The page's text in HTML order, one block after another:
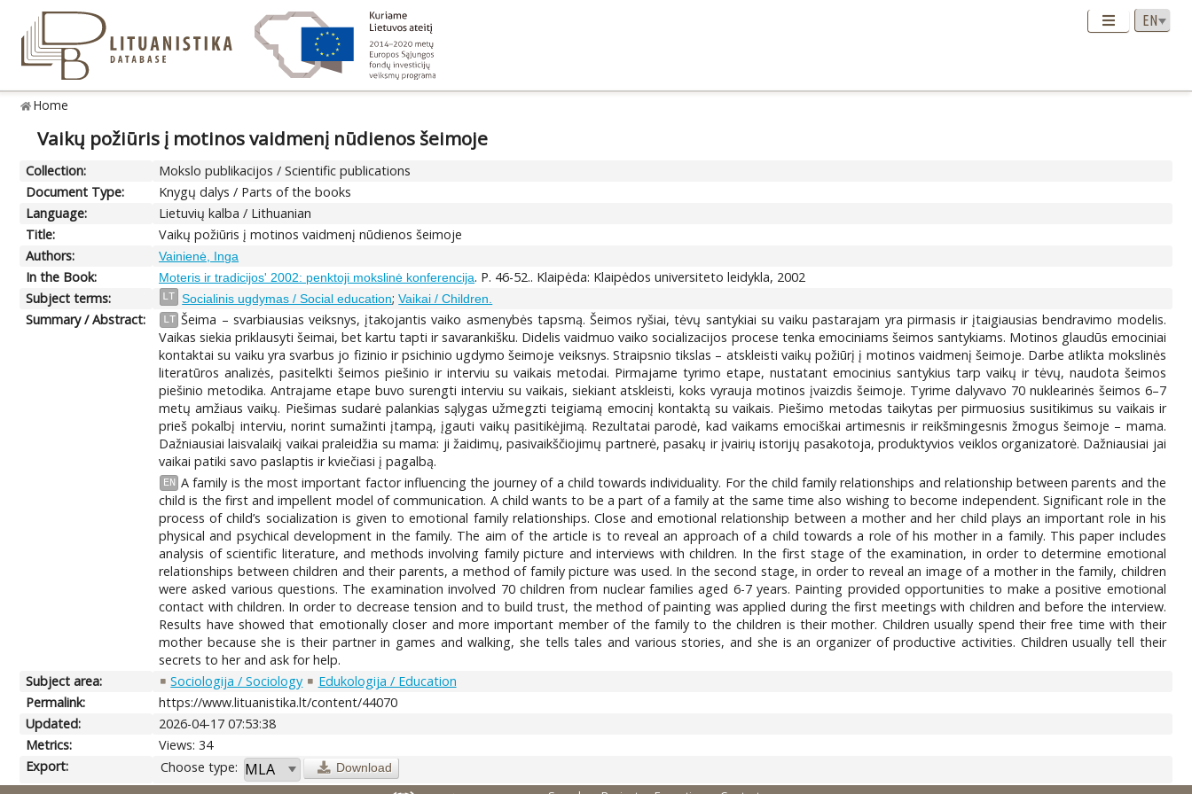
Home
Vaikų požiūris į motinos vaidmenį nūdienos šeimoje
Collection:
Mokslo publikacijos / Scientific publications
Document Type:
Knygų dalys / Parts of the books
Language:
Lietuvių kalba / Lithuanian
Title:
Vaikų požiūris į motinos vaidmenį nūdienos šeimoje
Authors:
Vainienė, Inga
In the Book: Moteris ir tradicijos' 2002: penktoji mokslinė konferencija. P. 46-52.. Klaipėda: Klaipėdos universiteto leidykla, 2002
Subject terms:
LT Socialinis ugdymas / Social education;Vaikai / Children.
Summary / Abstract: LT Šeima – svarbiausias veiksnys, įtakojantis vaiko asmenybės tapsmą. Šeimos ryšiai, tėvų santykiai su vaiku pastarajam yra pirmasis ir įtaigiausias bendravimo modelis.
Vaikas siekia priklausyti šeimai, bet kartu tapti ir savarankišku. Didelis vaidmuo vaiko socializacijos procese tenka emociniams šeimos santykiams. Motinos glaudūs emociniai
kontaktai su vaiku yra svarbus jo fizinio ir psichinio ugdymo šeimoje veiksnys. Straipsnio tikslas – atskleisti vaikų požiūrį į motinos vaidmenį šeimoje. Darbe atlikta mokslinės
literatūros analizės, pasitelkti šeimos piešinio ir interviu su vaikais metodai. Pirmajame tyrimo etape, nustatant emocinius santykius tarp vaikų ir tėvų, naudota šeimos
piešinio metodika. Antrajame etape buvo surengti interviu su vaikais, siekiant atskleisti, koks vyrauja motinos įvaizdis šeimoje. Tyrime dalyvavo 70 nuklearinės šeimos 6–7
metų amžiaus vaikų. Piešimas sudarė palankias sąlygas užmegzti teigiamą emocinį kontaktą su vaikais. Piešimo metodas taikytas per pirmuosius susitikimus su vaikais ir
prieš pokalbį interviu, norint sumažinti įtampą, įgauti vaikų pasitikėjimą. Rezultatai parodė, kad vaikams emociškai artimesnis ir reikšmingesnis žmogus šeimoje – mama.
Dažniausiai laisvalaikį vaikai praleidžia su mama: ji žaidimų, pasivaikščiojimų partnerė, pasakų ir įvairių istorijų pasakotoja, produktyvios veiklos organizatorė. Dažniausiai jai
vaikai patiki savo paslaptis ir kviečiasi į pagalbą.
EN A family is the most important factor influencing the journey of a child towards individuality. For the child family relationships and relationship between parents and the
child is the first and impellent model of communication. A child wants to be a part of a family at the same time also wishing to become independent. Significant role in the
process of child’s socialization is given to emotional family relationships. Close and emotional relationship between a mother and her child plays an important role in his
physical and psychical development in the family. The aim of the article is to reveal an approach of a child towards a role of his mother in a family. This paper includes
analysis of scientific literature, and methods involving family picture and interviews with children. In the first stage of the examination, in order to determine emotional
relationships between children and their parents, a method of family picture was used. In the second stage, in order to reveal an image of a mother in the family, children
were asked various questions. The examination involved 70 children from nuclear families aged 6-7 years. Painting provided opportunities to make a positive emotional
contact with children. In order to decrease tension and to build trust, the method of painting was applied during the first meetings with children and before the interview.
Results have showed that emotionally closer and more important member of the family to the children is their mother. Children usually spend their free time with their
mother because she is their partner in games and walking, she tells tales and various stories, and she is an organizer of productive activities. Children usually tell their
secrets to her and ask for help.
Subject area:
Sociologija / Sociology
Edukologija / Education
Permalink:
https://www.lituanistika.lt/content/44070
Updated:
2026-04-17 07:53:38
Metrics:
Views: 34
Export:
Choose type: Download